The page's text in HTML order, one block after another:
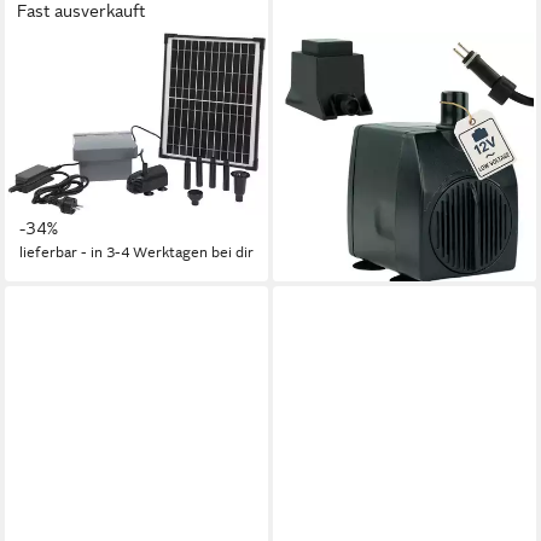
Fast ausverkauft
Springbrunnenpumpe
SolarMax 600 Accu inkl.
PowerControl (12-tlg), Hybrid-
Funktion
171,12 €
259,00 €
-34%
lieferbar - in 3-4 Werktagen bei dir
KERRY
Springbrunnenpumpe
Wasserpumpe 12 V – 950
L/H, 14 Watt, 7m Kabel, 180
cm Förderhöhe (3-tlg)
31,90 €
lieferbar - in 3-4 Werktagen bei dir